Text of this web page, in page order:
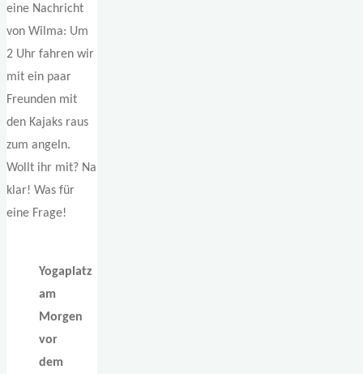
eine Nachricht
von Wilma: Um
2 Uhr fahren wir
mit ein paar
Freunden mit
den Kajaks raus
zum angeln.
Wollt ihr mit? Na
klar! Was für
eine Frage!
Yogaplatz
am
Morgen
vor
dem